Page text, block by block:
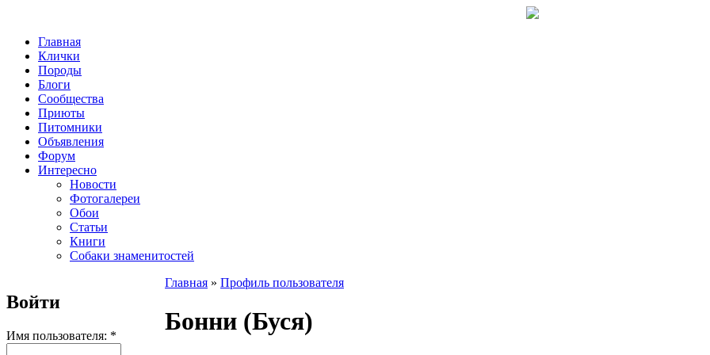
Главная
Клички
Породы
Блоги
Сообщества
Приюты
Питомники
Объявления
Форум
Интересно
Новости
Фотогалереи
Обои
Статьи
Книги
Собаки знаменитостей
Войти
Имя пользователя: *
Главная » Профиль пользователя
Бонни (Буся)